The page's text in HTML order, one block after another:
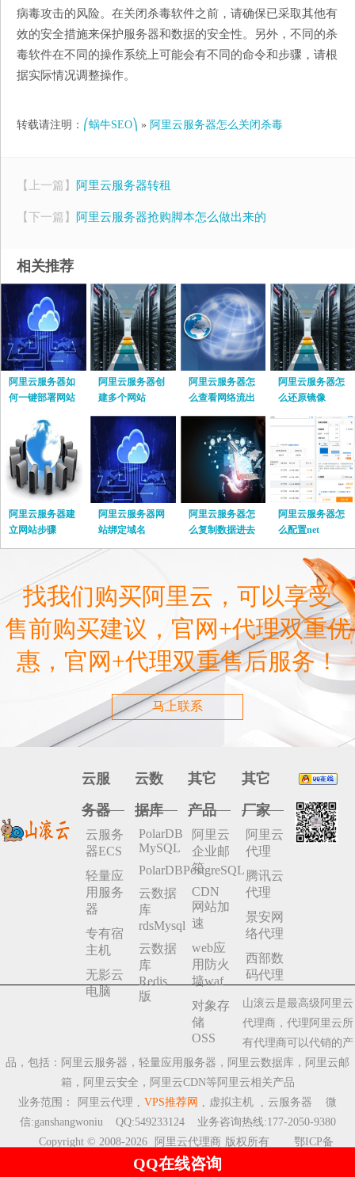
病毒攻击的风险。在关闭杀毒软件之前，请确保已采取其他有
效的安全措施来保护服务器和数据的安全性。另外，不同的杀
毒软件在不同的操作系统上可能会有不同的命令和步骤，请根
据实际情况调整操作。
转载请注明： ⎛蜗牛SEO⎞ » 阿里云服务器怎么关闭杀毒
【上一篇】 阿里云服务器转租
【下一篇】 阿里云服务器抢购脚本怎么做出来的
相关推荐
阿里云服务器如
何一键部署网站
阿里云服务器创
建多个网站
阿里云服务器怎
么查看网络流出
流量
阿里云服务器怎
么还原镜像
阿里云服务器建
立网站步骤
阿里云服务器网
站绑定域名
阿里云服务器怎
么复制数据进去
阿里云服务器怎
么配置net
找我们购买阿里云，可以享受
售前购买建议，官网+代理双重优
惠，官网+代理双重售后服务！
马上联系
云服
务器
云服务
器ECS
轻量应
用服务
器
专有宿
主机
无影云
电脑
云数
据库
PolarDB
MySQL
PolarDBPostgreSQL
云数据
库
rdsMysql
云数据
库
Redis
版
其它
产品
阿里云
企业邮
箱
CDN
网站加
速
web应
用防火
墙waf
对象存
储
OSS
其它
厂家
阿里云
代理
腾讯云
代理
景安网
络代理
西部数
码代理
山滚云是最高级阿里云
代理商，代理阿里云所
有代理商可以代销的产
品，包括：阿里云服务器，轻量应用服务器，阿里云数据库，阿里云邮
箱，阿里云安全，阿里云CDN等阿里云相关产品
业务范围：
阿里云代理 , VPS推荐网 , 虚拟主机 , 云服务器
微
信:ganshangwoniu QQ:549233124 业务咨询热线:177-2050-9380
Copyright © 2008-2026
阿里云代理商 版权所有
鄂ICP备
2023009510号-7
QQ在线咨询